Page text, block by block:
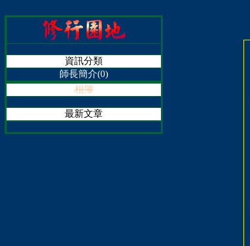
資訊分類
師長簡介(0)
相簿
最新文章